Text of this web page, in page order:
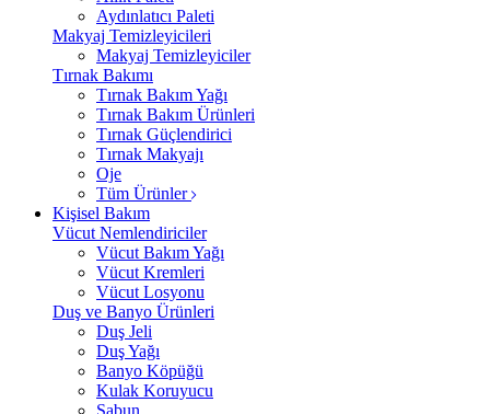
Aydınlatıcı Paleti
Makyaj Temizleyicileri
Makyaj Temizleyiciler
Tırnak Bakımı
Tırnak Bakım Yağı
Tırnak Bakım Ürünleri
Tırnak Güçlendirici
Tırnak Makyajı
Oje
Tüm Ürünler
Kişisel Bakım
Vücut Nemlendiriciler
Vücut Bakım Yağı
Vücut Kremleri
Vücut Losyonu
Duş ve Banyo Ürünleri
Duş Jeli
Duş Yağı
Banyo Köpüğü
Kulak Koruyucu
Sabun